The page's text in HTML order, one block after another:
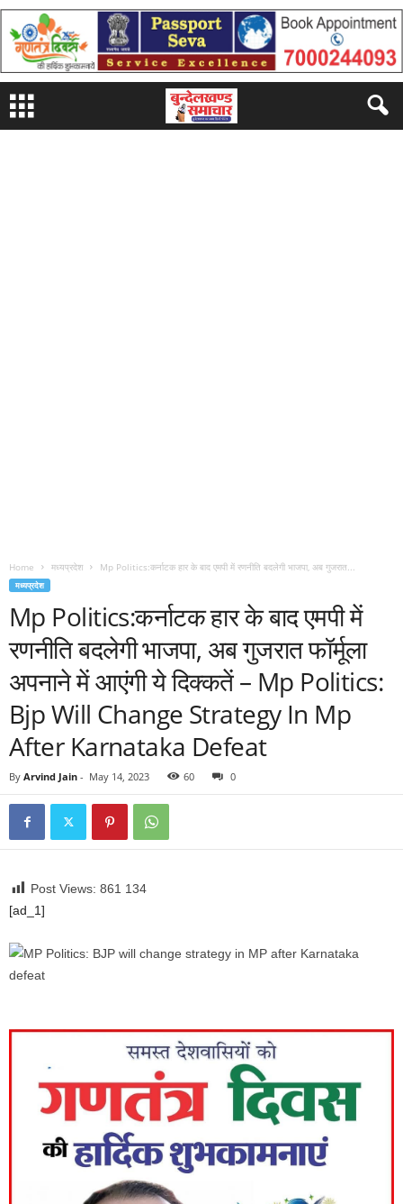
Home मध्यप्रदेश Mp Politics:कर्नाटक हार के बाद एमपी में रणनीति बदलेगी भाजपा, अब गुजरात...
मध्यप्रदेश
Mp Politics:कर्नाटक हार के बाद एमपी में
रणनीति बदलेगी भाजपा, अब गुजरात फॉर्मूला
अपनाने में आएंगी ये दिक्कतें – Mp Politics:
Bjp Will Change Strategy In Mp
After Karnataka Defeat
By Arvind Jain - May 14, 2023 60 0
Post Views: 861 134
[ad_1]